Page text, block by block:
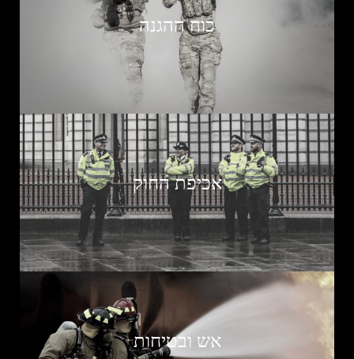
כוח ההגנה
אכיפת החוק
אש ובטיחות